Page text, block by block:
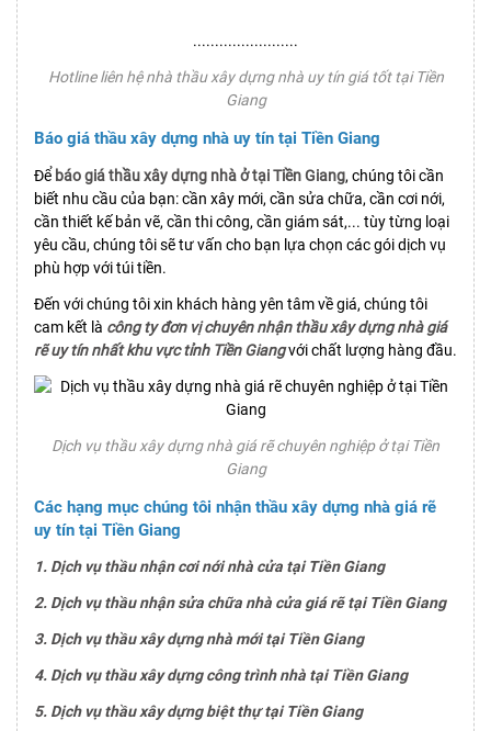
........................
Hotline liên hệ nhà thầu xây dựng nhà uy tín giá tốt tại Tiền
Giang
Báo giá thầu xây dựng nhà uy tín tại Tiền Giang
Để báo giá thầu xây dựng nhà ở tại Tiền Giang, chúng tôi cần
biết nhu cầu của bạn: cần xây mới, cần sửa chữa, cần cơi nới,
cần thiết kế bản vẽ, cần thi công, cần giám sát,... tùy từng loại
yêu cầu, chúng tôi sẽ tư vấn cho bạn lựa chọn các gói dịch vụ
phù hợp với túi tiền.
Đến với chúng tôi xin khách hàng yên tâm về giá, chúng tôi
cam kết là công ty đơn vị chuyên nhận thầu xây dựng nhà giá
rẽ uy tín nhất khu vực tỉnh Tiền Giangvới chất lượng hàng đầu.
Dịch vụ thầu xây dựng nhà giá rẽ chuyên nghiệp ở tại Tiền
Giang
Các hạng mục chúng tôi nhận thầu xây dựng nhà giá rẽ
uy tín tại Tiền Giang
1. Dịch vụ thầu nhận cơi nới nhà cửa tại Tiền Giang
2. Dịch vụ thầu nhận sửa chữa nhà cửa giá rẽ tại Tiền Giang
3. Dịch vụ thầu xây dựng nhà mới tại Tiền Giang
4. Dịch vụ thầu xây dựng công trình nhà tại Tiền Giang
5. Dịch vụ thầu xây dựng biệt thự tại Tiền Giang